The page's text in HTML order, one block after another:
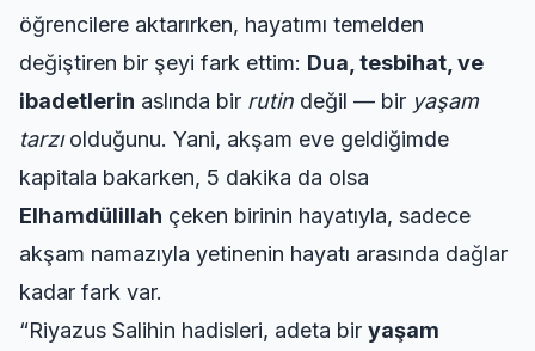
öğrencilere aktarırken, hayatımı temelden
değiştiren bir şeyi fark ettim: Dua, tesbihat, ve
ibadetlerin aslında bir rutin değil — bir yaşam
tarzıolduğunu. Yani, akşam eve geldiğimde
kapitala bakarken, 5 dakika da olsa
Elhamdülillah çeken birinin hayatıyla, sadece
akşam namazıyla yetinenin hayatı arasında dağlar
kadar fark var.
“Riyazus Salihin hadisleri, adeta bir yaşam